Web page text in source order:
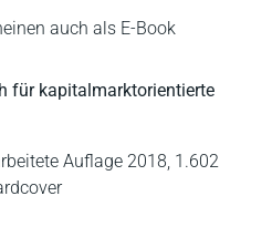
auch als E-Book
für kapitalmarktorientierte
Auflage 2018, 1.602